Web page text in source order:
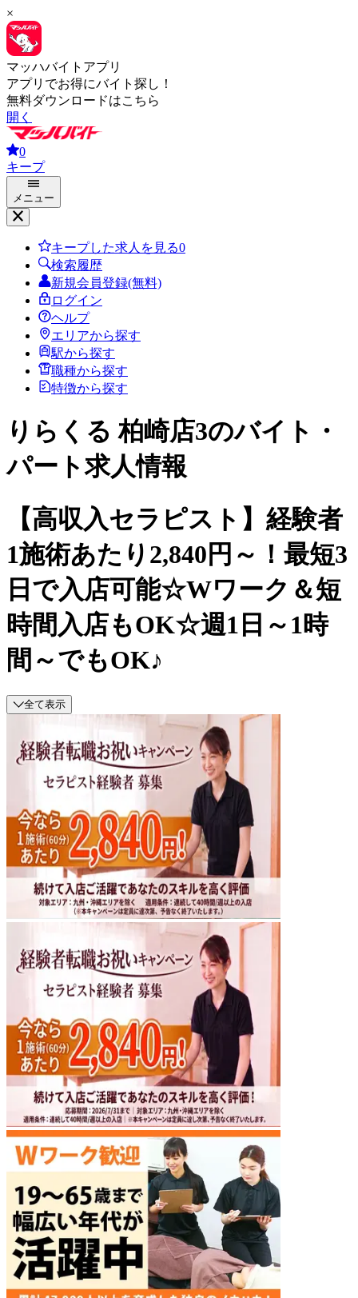
×
マッハバイトアプリ
アプリでお得にバイト探し！
無料ダウンロードはこちら
開く
0
キープ
メニュー
キープした求人を見る0
検索履歴
新規会員登録(無料)
ログイン
ヘルプ
エリアから探す
駅から探す
職種から探す
特徴から探す
りらくる 柏崎店3のバイト・
パート求人情報
【高収入セラピスト】経験者
1施術あたり2,840円～！最短3
日で入店可能☆Wワーク＆短
時間入店もOK☆週1日～1時
間～でもOK♪
全て表示